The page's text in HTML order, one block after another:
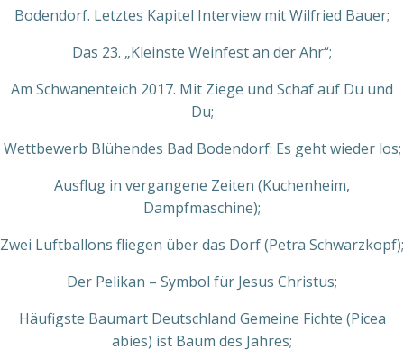
Bodendorf. Letztes Kapitel Interview mit Wilfried Bauer;
Das 23. „Kleinste Weinfest an der Ahr“;
Am Schwanenteich 2017. Mit Ziege und Schaf auf Du und
Du;
Wettbewerb Blühendes Bad Bodendorf: Es geht wieder los;
Ausflug in vergangene Zeiten (Kuchenheim,
Dampfmaschine);
Zwei Luftballons fliegen über das Dorf (Petra Schwarzkopf);
Der Pelikan – Symbol für Jesus Christus;
Häufigste Baumart Deutschland Gemeine Fichte (Picea
abies) ist Baum des Jahres;